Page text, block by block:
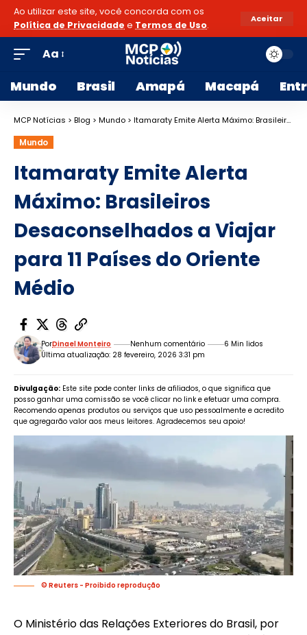
Ao utilizar este site, você concorda com os
Política de Privacidade e Termos de Uso.
Aceitar
Aa
Mundo Brasil Amapá Macapá
MCP Notícias > Blog > Mundo > Itamaraty Emite Alerta Máximo: Brasileiros Desaconselhados a Viajar para 11 Países do Oriente Médio
Mundo
Itamaraty Emite Alerta
Máximo: Brasileiros
Desaconselhados a Viajar
para 11 Países do Oriente
Médio
Última atualização: 28 fevereiro, 2026 3:31 pm
PorDinael Monteiro Nenhum comentário 6 Min lidos
Divulgação: Este site pode conter links de afiliados, o que significa que
posso ganhar uma comissão se você clicar no link e efetuar uma compra.
Recomendo apenas produtos ou serviços que uso pessoalmente e acredito
que agregarão valor aos meus leitores. Agradecemos seu apoio!
© Reuters - Proibido reprodução
O Ministério das Relações Exteriores do Brasil, por